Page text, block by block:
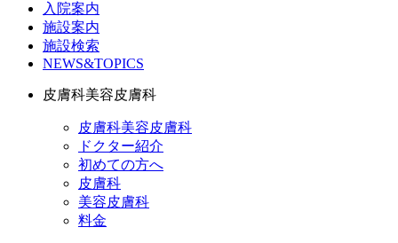
入院案内
施設案内
施設検索
NEWS&TOPICS
皮膚科美容皮膚科
皮膚科美容皮膚科
ドクター紹介
初めての方へ
皮膚科
美容皮膚科
料金